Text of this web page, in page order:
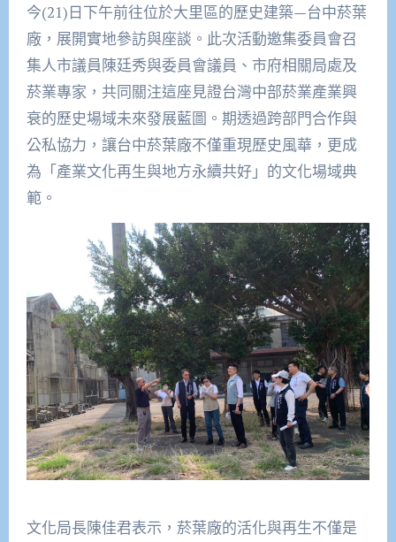
今(21)日下午前往位於大里區的歷史建築—台中菸葉
廠，展開實地參訪與座談。此次活動邀集委員會召
集人市議員陳廷秀與委員會議員、市府相關局處及
菸業專家，共同關注這座見證台灣中部菸業產業興
衰的歷史場域未來發展藍圖。期透過跨部門合作與
公私協力，讓台中菸葉廠不僅重現歷史風華，更成
為「產業文化再生與地方永續共好」的文化場域典
範。
文化局長陳佳君表示，菸葉廠的活化與再生不僅是